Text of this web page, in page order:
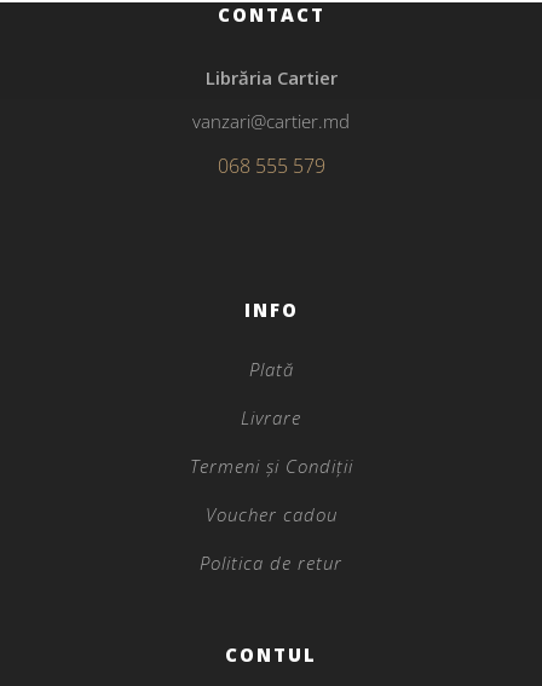
CONTACT
Librăria Cartier
vanzari@cartier.md
068 555 579
INFO
Plată
Livrare
Termeni și Condiții
Voucher cadou
Politica de retur
CONTUL